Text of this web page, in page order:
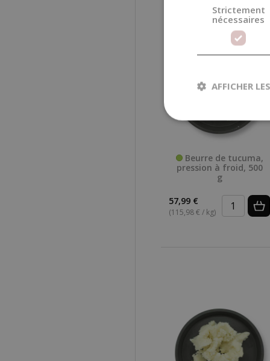
Beurre de tucuma,
pression à froid, 500
g
57,99 €
(115,98 € / kg)
Strictement
nécessaires
AFFICHER